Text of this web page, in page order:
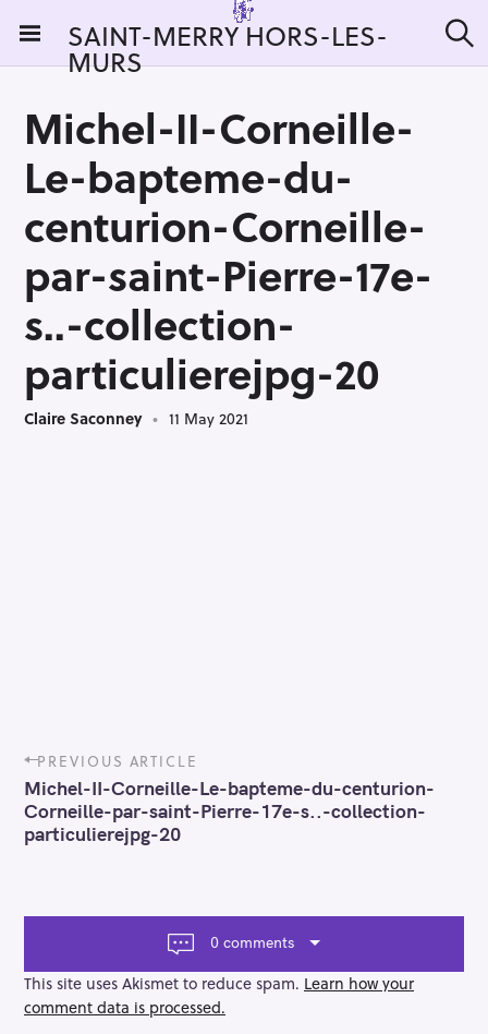
i
SAINT-MERRY HORS-LES-
MURS e
Michel-II-Corneille-
Le-bapteme-du-
centurion-Corneille-
par-saint-Pierre-17e-
s..-collection-
particulierejpg-20
Claire Saconney 11 May 2021
P
o
s
t
n
t
i
o
PREVIOUS ARTICLE
Michel-II-Corneille-Le-bapteme-du-centurion-
Corneille-par-saint-Pierre-17e-s..-collection-
particulierejpg-20
0 comments
This site uses Akismet to reduce spam. Learn how your
comment data is processed.